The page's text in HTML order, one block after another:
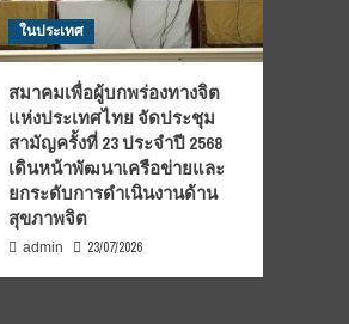
ในประเทศ
สมาคมเพื่อผู้บกพร่องทางจิต
แห่งประเทศไทย จัดประชุม
สามัญครั้งที่ 23 ประจำปี 2568
เดินหน้าพัฒนาเครือข่ายและ
ยกระดับการดำเนินงานด้าน
สุขภาพจิต
admin 23/07/2026